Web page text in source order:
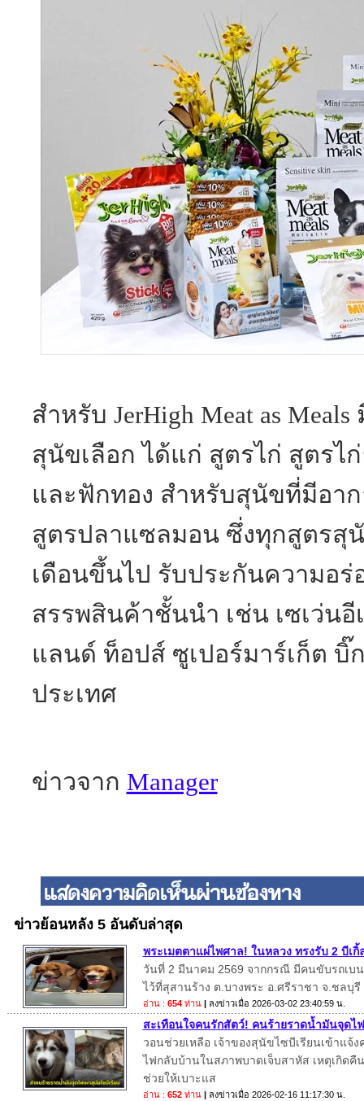
สำหรับ JerHigh Meat as
สุนัขเลือก ได้แก่ สูตรไก่ สูตรไ
และฟักทอง สำหรับสุนัขที่มีอาก
สูตรปลาแซลมอน ซึ่งทุกสูตรสุ
เดือนขึ้นไป รับประกันความอ
สรรพสินค้าชั้นนำ เช่น เซเว่น
แลนด์ ท็อปส์ ซูเปอร์มาร์เก็ต บิ๊
ประเทศ
ข่าวจาก Manager
ข่าวย้อนหลัง 5 อันดับล่าสุด
พระเมตตาแผ่ไพศาล! ในหลวง ทรงรับ 2 บีเ
วันที่ 2 มีนาคม 2569 จากกรณี มีคนขับรถเบ
ไว้ที่สุสานร้าง ต.บางพระ อ.ศรีราชา จ.ชลบุรี
อ่าน : 654ท่าน | ลงข่าวเมื่อ 2026-03-02 23:40:59 น.
สะเทือนใจคนรักสัตว์! คนร้ายราดน้ำมันจุดไ
วอนช่วยเหลือ เจ้าของสุนัขไซบีเรียนเข้าแ
ไฟกลับบ้านในสภาพบาดเจ็บสาหัส เหตุเกิด
ช่วยให้เบาะแส
อ่าน : 652ท่าน | ลงข่าวเมื่อ 2026-02-16 11:17:30 น.